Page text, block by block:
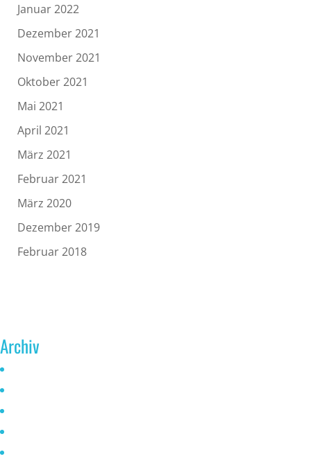
Januar 2022
Dezember 2021
November 2021
Oktober 2021
Mai 2021
April 2021
März 2021
Februar 2021
März 2020
Dezember 2019
Februar 2018
Archiv